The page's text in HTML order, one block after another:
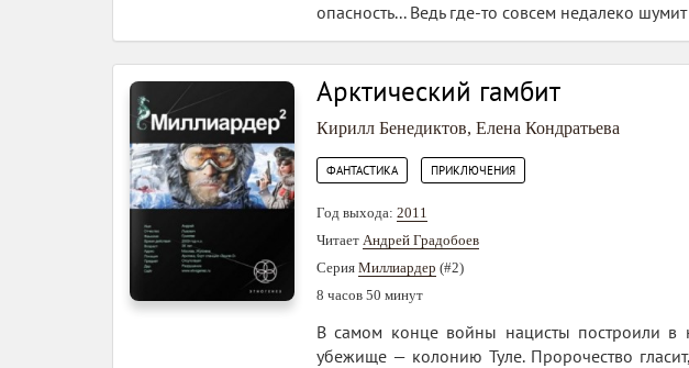
опасность... Ведь где-то совсем недалеко
Арктический гамбит
Кирилл Бенедиктов, Елена Кондратьева
ФАНТАСТИКА ПРИКЛЮЧЕНИЯ
Год выхода: 2011
Читает Андрей Градобоев
Серия Миллиардер (#2)
8 часов 50 минут
В самом конце войны нацисты построили в
убежище — колонию Туле. Пророчество